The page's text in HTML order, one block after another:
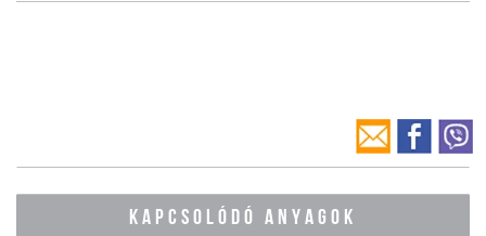
KAPCSOLÓDÓ ANYAGOK